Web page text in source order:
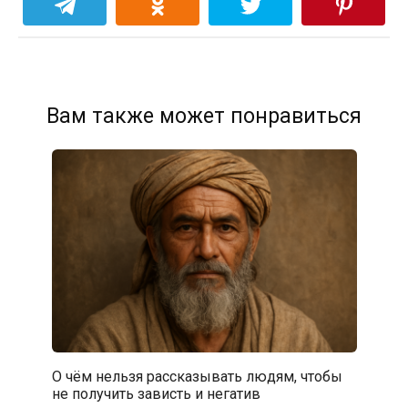
Вам также может понравиться
О чём нельзя рассказывать людям, чтобы
не получить зависть и негатив